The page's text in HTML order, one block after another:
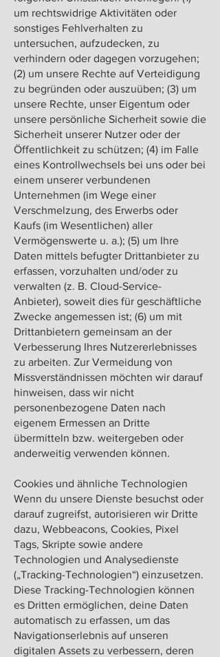
um rechtswidrige Aktivitäten oder
sonstiges Fehlverhalten zu
untersuchen, aufzudecken, zu
verhindern oder dagegen vorzugehen;
(2) um unsere Rechte auf Verteidigung
zu begründen oder auszuüben; (3) um
unsere Rechte, unser Eigentum oder
unsere persönliche Sicherheit sowie die
Sicherheit unserer Nutzer oder der
Öffentlichkeit zu schützen; (4) im Falle
eines Kontrollwechsels bei uns oder bei
einem unserer verbundenen
Unternehmen (im Wege einer
Verschmelzung, des Erwerbs oder
Kaufs (im Wesentlichen) aller
Vermögenswerte u. a.); (5) um Ihre
Daten mittels befugter Drittanbieter zu
erfassen, vorzuhalten und/oder zu
verwalten (z. B. Cloud-Service-
Anbieter), soweit dies für geschäftliche
Zwecke angemessen ist; (6) um mit
Drittanbietern gemeinsam an der
Verbesserung Ihres Nutzererlebnisses
zu arbeiten. Zur Vermeidung von
Missverständnissen möchten wir darauf
hinweisen, dass wir nicht
personenbezogene Daten nach
eigenem Ermessen an Dritte
übermitteln bzw. weitergeben oder
anderweitig verwenden können.
Cookies und ähnliche Technologien
Wenn du unsere Dienste besuchst oder
darauf zugreifst, autorisieren wir Dritte
dazu, Webbeacons, Cookies, Pixel
Tags, Skripte sowie andere
Technologien und Analysedienste
(„Tracking-Technologien“) einzusetzen.
Diese Tracking-Technologien können
es Dritten ermöglichen, deine Daten
automatisch zu erfassen, um das
Navigationserlebnis auf unseren
digitalen Assets zu verbessern, deren